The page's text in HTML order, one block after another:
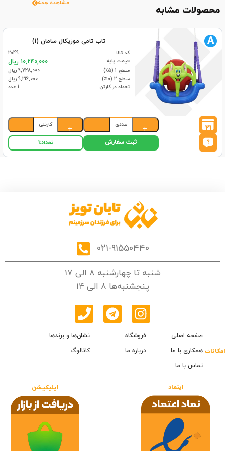
محصولات مشابه
مشاهده همه
تاب تامی موزیکال سامان (1)
کد کالا
2049
قیمت پایه
10,240,000 ریال
سطح 1 (۵٪)
9,728,000 ریال
سطح 2 (۱۰٪)
9,216,000 ریال
تعداد در کارتن
1 عدد
21
A
+
عددی
−
+
کارتنی
−
ثبت سفارش تعداد:1
021-91550440
شنبه تا چهارشنبه 8 الی 17
پنجشنبه‌ها 8 الی 14
امکانات
صفحه اصلی فروشگاه
نشان‌ها و برندها
همکاری با ما
درباره ما
کاتالوگ
تماس با ما
اینماد اپلیکیشن